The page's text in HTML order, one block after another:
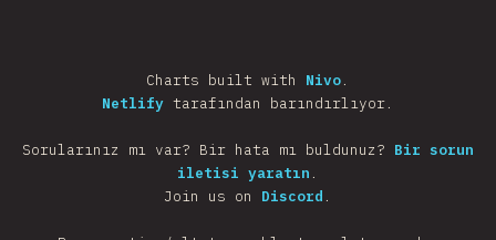
Charts built with Nivo.
Netlify tarafından barındırlıyor.
Sorularınız mı var? Bir hata mı buldunuz? Bir sorun
iletisi yaratın .
Join us on Discord .